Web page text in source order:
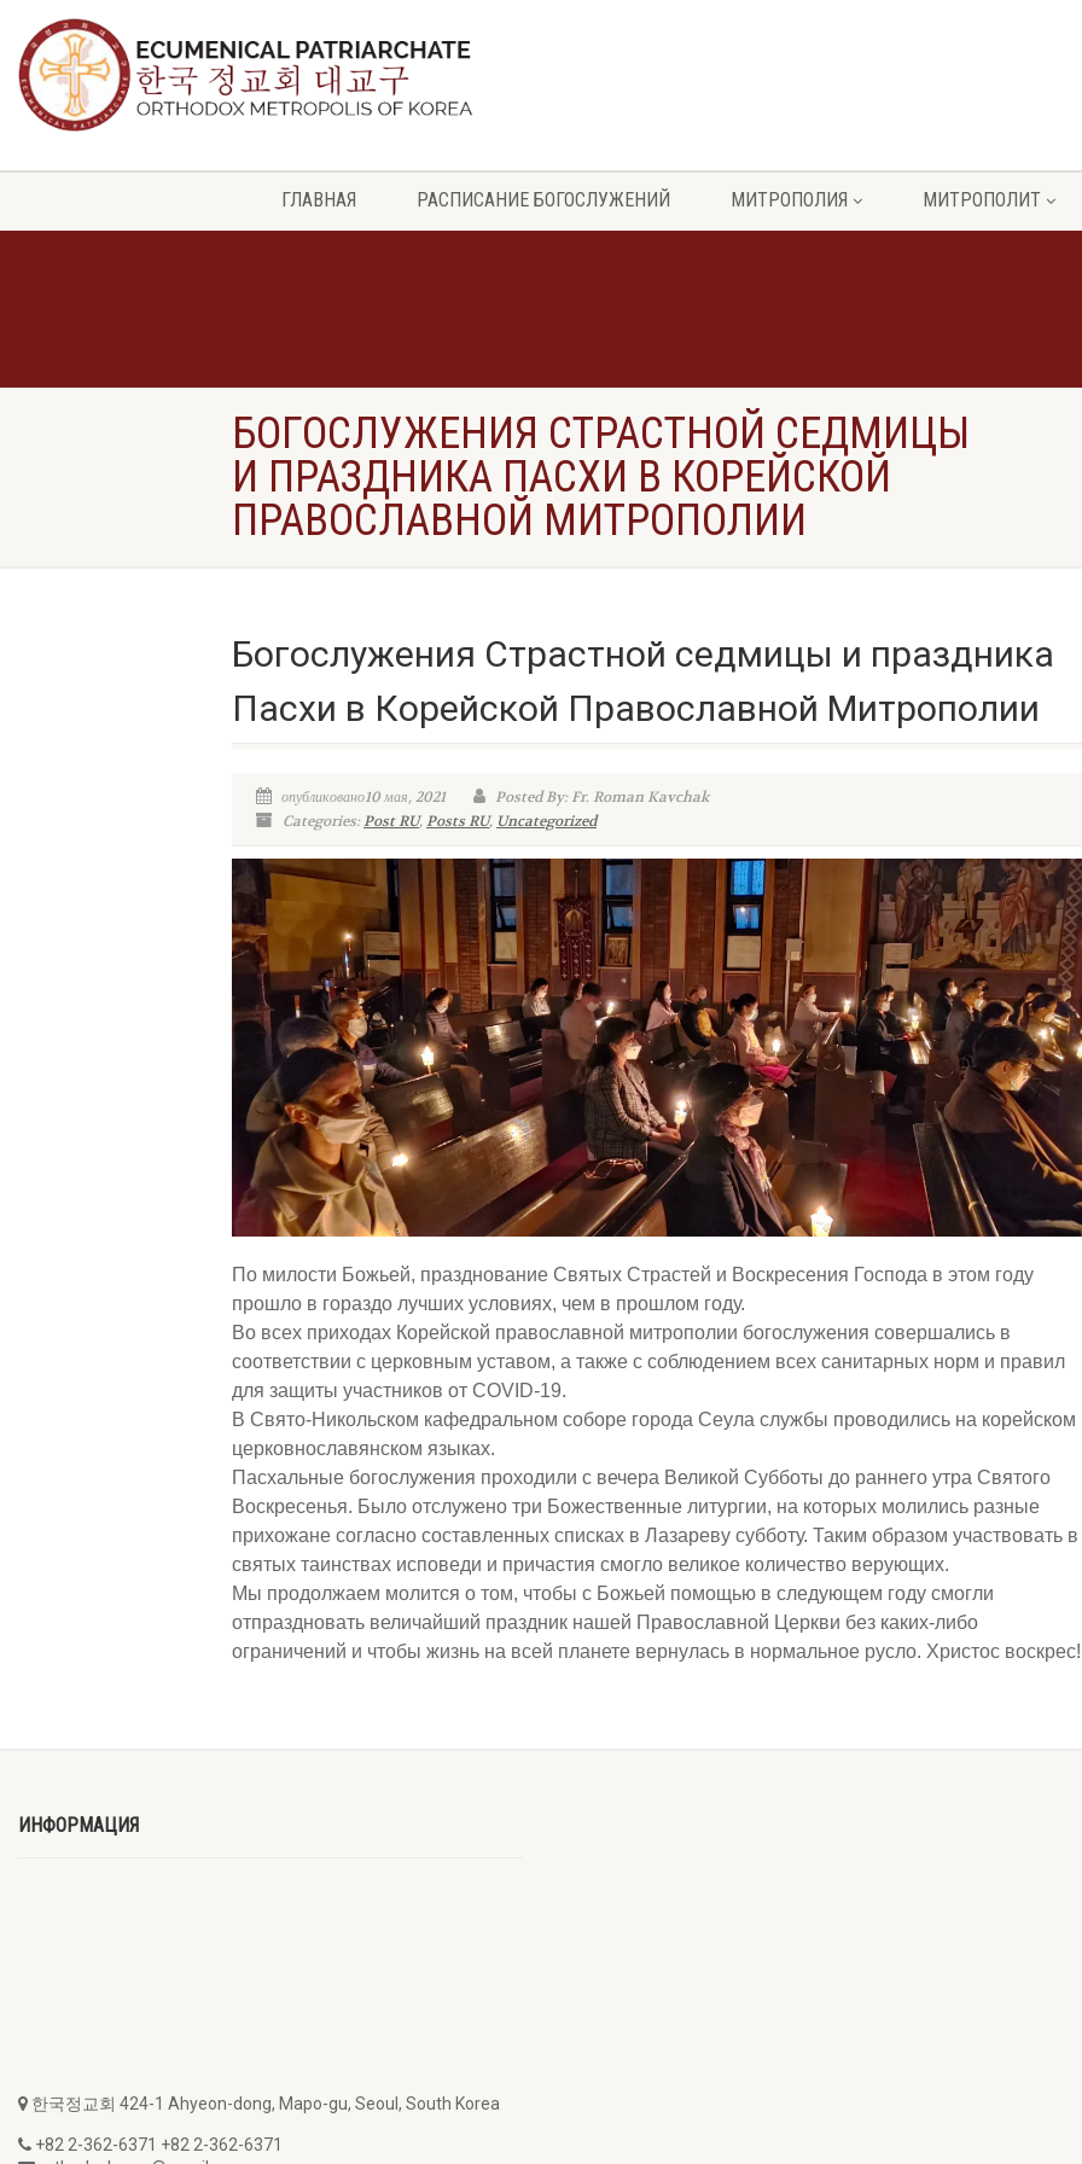
ГЛАВНАЯ РАСПИСАНИЕ БОГОСЛУЖЕНИЙ МИТРОПОЛИЯ МИТРОПОЛИТ
БОГОСЛУЖЕНИЯ СТРАСТНОЙ СЕДМИЦЫ
И ПРАЗДНИКА ПАСХИ В КОРЕЙСКОЙ
ПРАВОСЛАВНОЙ МИТРОПОЛИИ
Богослужения Страстной седмицы и праздника
Пасхи в Корейской Православной Митрополии
опубликовано10 мая, 2021
Posted By: Fr. Roman Kavchak
Categories:Post RU,Posts RU, Uncategorized
По милости Божьей, празднование Святых Страстей и Воскресения Господа в этом году
прошло в гораздо лучших условиях, чем в прошлом году.
Во всех приходах Корейской православной митрополии богослужения совершались в
соответствии с церковным уставом, а также с соблюдением всех санитарных норм и правил
для защиты участников от COVID-19.
В Свято-Никольском кафедральном соборе города Сеула службы проводились на корейском
церковнославянском языках.
Пасхальные богослужения проходили с вечера Великой Субботы до раннего утра Святого
Воскресенья. Было отслужено три Божественные литургии, на которых молились разные
прихожане согласно составленных списках в Лазареву субботу. Таким образом участвовать в
святых таинствах исповеди и причастия смогло великое количество верующих.
Мы продолжаем молится о том, чтобы с Божьей помощью в следующем году смогли
отпраздновать величайший праздник нашей Православной Церкви без каких-либо
ограничений и чтобы жизнь на всей планете вернулась в нормальное русло. Христос воскрес!
ИНФОРМАЦИЯ
한국정교회 424-1 Ahyeon-dong, Mapo-gu, Seoul, South Korea
+82 2-362-6371 +82 2-362-6371